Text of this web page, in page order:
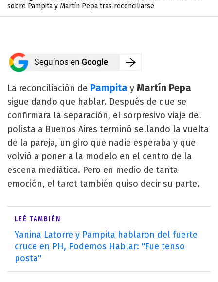
sobre Pampita y Martín Pepa tras reconciliarse
La reconciliación de Pampita y Martín Pepa
sigue dando que hablar. Después de que se
confirmara la separación, el sorpresivo viaje del
polista a Buenos Aires terminó sellando la vuelta
de la pareja, un giro que nadie esperaba y que
volvió a poner a la modelo en el centro de la
escena mediática. Pero en medio de tanta
emoción, el tarot también quiso decir su parte.
LEÉ TAMBIÉN
Yanina Latorre y Pampita hablaron del fuerte
cruce en PH, Podemos Hablar: "Fue tenso
posta"